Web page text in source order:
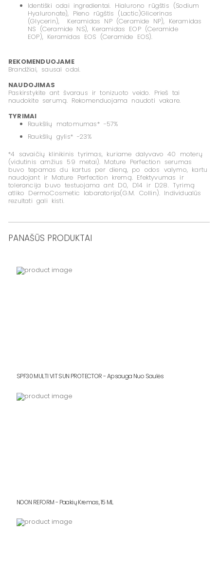
Identiški odai ingredientai. Hialurono rūgštis (Sodium
Hyaluronate), Pieno rūgštis (Lactic)Glicerinas
(Glycerin), Keramidas NP (Ceramide NP), Keramidas
NS (Ceramide NS), Keramidas EOP (Ceramide
EOP), Keramidas EOS (Ceramide EOS).
REKOMENDUOJAME
Brandžiai, sausai odai.
NAUDOJIMAS
Paskirstykite ant švaraus ir tonizuoto veido. Prieš tai
naudokite serumą. Rekomenduojama naudoti vakare.
TYRIMAI
Raukšlių matomumas* -57%
Raukšlių gylis*-23%
*4 savaičių klinikinis tyrimas, kuriame dalyvavo 40 moterų
(vidutinis amžius 59 metai). Mature Perfection serumas
buvo tepamas du kartus per dieną, po odos valymo, kartu
naudojant ir Mature Perfection kremą. Efektyvumas ir
tolerancija buvo testuojama ant D0, D14 ir D28. Tyrimą
atliko DermoCosmetic labaratorija(G.M. Collin). Individualūs
rezultati gali kisti.
PANAŠŪS PRODUKTAI
SPF30 MULTI VIT SUN PROTECTOR - Apsauga Nuo Saulės
NOON REFORM - Paakių Kremas, 15 ML